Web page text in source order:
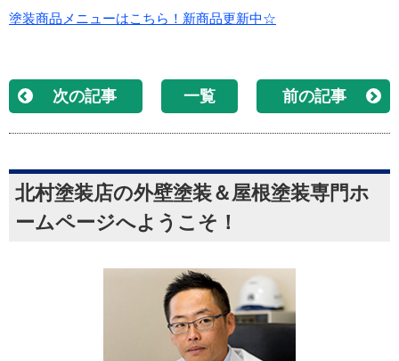
塗装商品メニューはこちら！新商品更新中☆
次の記事 一覧 前の記事
北村塗装店の外壁塗装＆屋根塗装専門ホ
ームページへようこそ！